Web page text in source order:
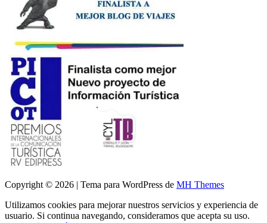
Copyright © 2026 | Tema para WordPress de MH Themes
Utilizamos cookies para mejorar nuestros servicios y experiencia de
usuario. Si continua navegando, consideramos que acepta su uso.